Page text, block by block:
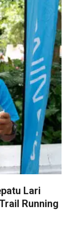
Lari
Running